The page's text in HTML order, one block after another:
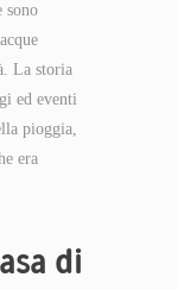
sono
La storia
ed eventi
pioggia,
era
di